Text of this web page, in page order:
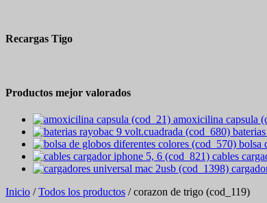
Recargas Tigo
Productos mejor valorados
amoxicilina capsula
bolsa
cables
Inicio /Todos los productos / corazon de trigo (cod_119)